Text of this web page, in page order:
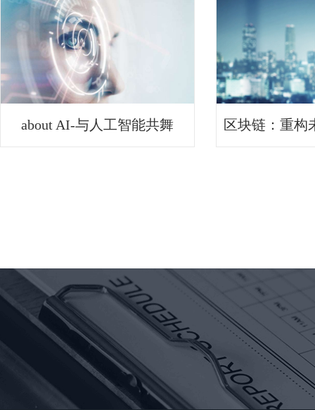
about AI-与人工智能共舞